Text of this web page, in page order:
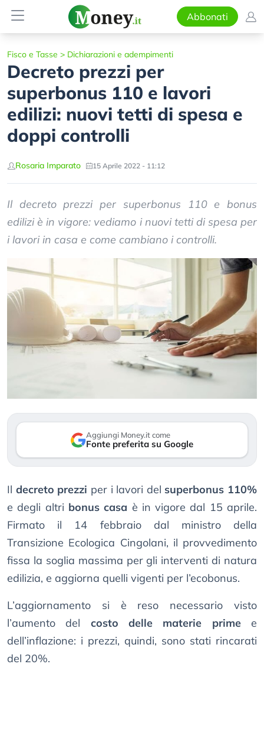
Abbonati
Fisco e Tasse > Dichiarazioni e adempimenti
Decreto prezzi per
superbonus 110 e lavori
edilizi: nuovi tetti di spesa e
doppi controlli
Rosaria Imparato 15 Aprile 2022 - 11:12
Il decreto prezzi per superbonus 110 e bonus
edilizi è in vigore: vediamo i nuovi tetti di spesa per
i lavori in casa e come cambiano i controlli.
Aggiungi Money.it come
Fonte preferita su Google
Il decreto prezzi per i lavori del superbonus 110%
e degli altri bonus casa è in vigore dal 15 aprile.
Firmato il 14 febbraio dal ministro della
Transizione Ecologica Cingolani, il provvedimento
fissa la soglia massima per gli interventi di natura
edilizia, e aggiorna quelli vigenti per l’ecobonus.
L’aggiornamento si è reso necessario visto
l’aumento del costo delle materie primee
dell’inflazione: i prezzi, quindi, sono stati rincarati
del 20%.